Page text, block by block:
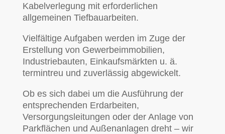
Kabelverlegung mit erforderlichen
allgemeinen Tiefbauarbeiten.
Vielfältige Aufgaben werden im Zuge der
Erstellung von Gewerbeimmobilien,
Industriebauten, Einkaufsmärkten u. ä.
termintreu und zuverlässig abgewickelt.
Ob es sich dabei um die Ausführung der
entsprechenden Erdarbeiten,
Versorgungsleitungen oder der Anlage von
Parkflächen und Außenanlagen dreht – wir